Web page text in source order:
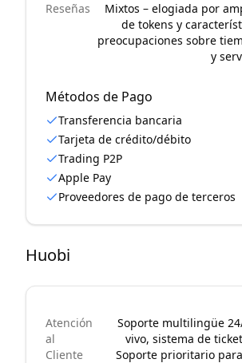
Reseñas
Mixtos – elogiada por
de tokens y
preocupaciones sobre
y
Métodos de Pago
Transferencia bancaria
Tarjeta de crédito/débito
Trading P2P
Apple Pay
Proveedores de pago de terceros
Huobi
Atención
al
Cliente
Soporte multilingüe
vivo, sistema de
Soporte prioritario